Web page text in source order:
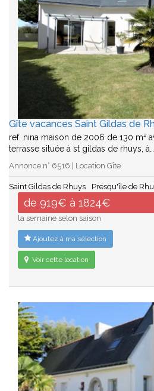
Gîte vacances Saint Gildas de
ref. nina maison de 2006 de 130 m²
terrasse située à st gildas de rhuys, à…
Annonce n° 6516 | Location Gîte
Saint Gildas de Rhuys Presqu'île de
de 919€ à 1824€
la semaine selon saison
Ajoutez à ma sélection
Voir cette location